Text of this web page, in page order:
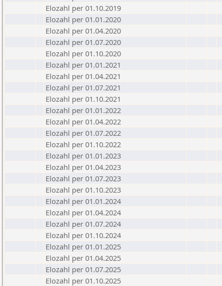
Elozahl per 01.10.2019
Elozahl per 01.01.2020
Elozahl per 01.04.2020
Elozahl per 01.07.2020
Elozahl per 01.10.2020
Elozahl per 01.01.2021
Elozahl per 01.04.2021
Elozahl per 01.07.2021
Elozahl per 01.10.2021
Elozahl per 01.01.2022
Elozahl per 01.04.2022
Elozahl per 01.07.2022
Elozahl per 01.10.2022
Elozahl per 01.01.2023
Elozahl per 01.04.2023
Elozahl per 01.07.2023
Elozahl per 01.10.2023
Elozahl per 01.01.2024
Elozahl per 01.04.2024
Elozahl per 01.07.2024
Elozahl per 01.10.2024
Elozahl per 01.01.2025
Elozahl per 01.04.2025
Elozahl per 01.07.2025
Elozahl per 01.10.2025